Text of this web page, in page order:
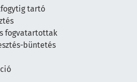
tartó
fogvatartottak
büntetés